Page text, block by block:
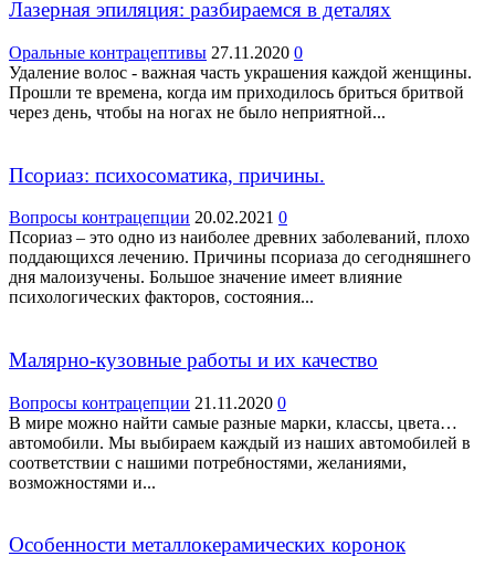
Лазерная эпиляция: разбираемся в деталях
Оральные контрацептивы 27.11.2020 0
Удаление волос - важная часть украшения каждой женщины.
Прошли те времена, когда им приходилось бриться бритвой
через день, чтобы на ногах не было неприятной...
Псориаз: психосоматика, причины.
Вопросы контрацепции 20.02.2021 0
Псориаз – это одно из наиболее древних заболеваний, плохо
поддающихся лечению. Причины псориаза до сегодняшнего
дня малоизучены. Большое значение имеет влияние
психологических факторов, состояния...
Малярно-кузовные работы и их качество
Вопросы контрацепции 21.11.2020 0
В мире можно найти самые разные марки, классы, цвета…
автомобили. Мы выбираем каждый из наших автомобилей в
соответствии с нашими потребностями, желаниями,
возможностями и...
Особенности металлокерамических коронок